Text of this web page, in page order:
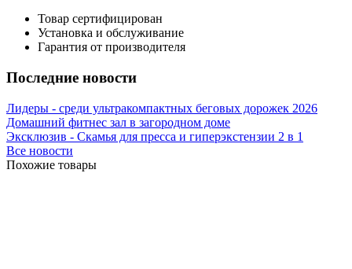
Товар сертифицирован
Установка и обслуживание
Гарантия от производителя
Последние новости
Лидеры - среди ультракомпактных беговых дорожек 2026
Домашний фитнес зал в загородном доме
Эксклюзив - Скамья для пресса и гиперэкстензии 2 в 1
Все новости
Похожие товары